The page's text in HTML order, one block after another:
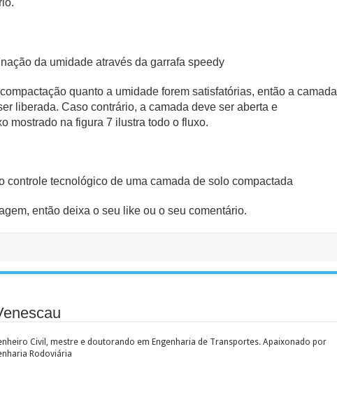
da umidade através da garrafa speedy
quanto a umidade forem satisfatórias, então a camada
liberada. Caso contrário, a camada deve ser aberta e
mostrado na figura 7 ilustra todo o fluxo.
controle tecnológico de uma camada de solo compactada
então deixa o seu like ou o seu comentário.
Civil, mestre e doutorando em Engenharia de Transportes. Apaixonado por
Rodoviária